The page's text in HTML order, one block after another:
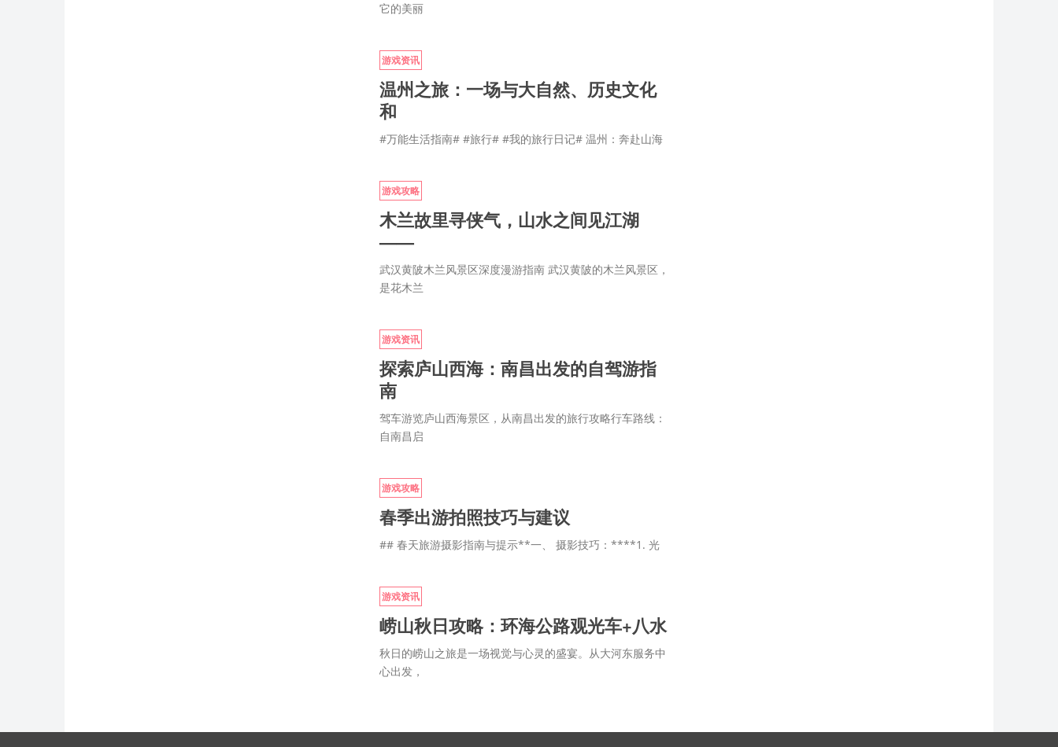
它的美丽
游戏资讯
温州之旅：一场与大自然、历史文化
和
#万能生活指南# #旅行# #我的旅行日记# 温州：奔赴山海
游戏攻略
木兰故里寻侠气，山水之间见江湖
——
武汉黄陂木兰风景区深度漫游指南 武汉黄陂的木兰风景区，
是花木兰
游戏资讯
探索庐山西海：南昌出发的自驾游指
南
驾车游览庐山西海景区，从南昌出发的旅行攻略行车路线：
自南昌启
游戏攻略
春季出游拍照技巧与建议
## 春天旅游摄影指南与提示**一、 摄影技巧：****1. 光
游戏资讯
崂山秋日攻略：环海公路观光车+八水
秋日的崂山之旅是一场视觉与心灵的盛宴。从大河东服务中
心出发，